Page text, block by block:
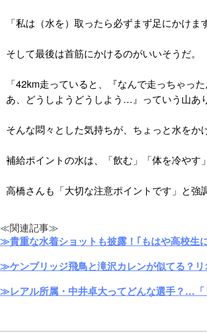
「私は（水を）取ったら必ずまず足にかけ
そして最後は首筋にかけるのがいいそうだ。
「42km走っていると、『なんで走っちゃ
あ、どうしようどうしよう…』っていう山あ
そんな悶々とした気持ちが、ちょっと水をか
補給ポイントの水は、「飲む」「体を冷やす
高橋さんも「大切な注意ポイントです」と強
≪関連記事≫
≫貴重な水着ショットも披露！｢もはや高校生
≫ケンブリッジ飛鳥と滝沢カレンが似てる？
≫レアル所属・中井卓大ってどんな選手？…